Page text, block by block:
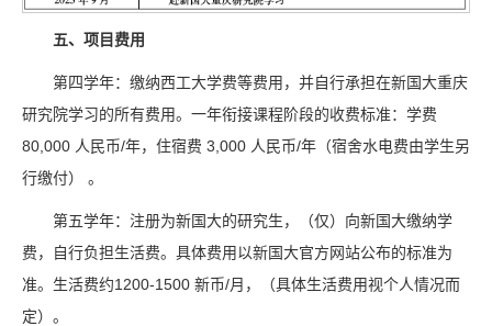
五、项目费用
第四学年：缴纳西工大学费等费用，并自行承担在新国大重庆
研究院学习的所有费用。一年衔接课程阶段的收费标准：学费
80,000 人民币/年，住宿费 3,000 人民币/年（宿舍水电费由学生另
行缴付） 。
第五学年：注册为新国大的研究生，（仅）向新国大缴纳学
费，自行负担生活费。具体费用以新国大官方网站公布的标准为
准。生活费约1200-1500 新币/月，（具体生活费用视个人情况而
定）。